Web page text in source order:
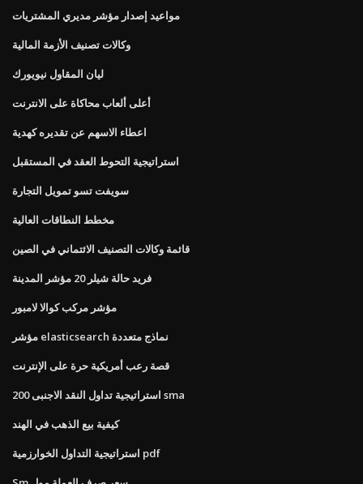
مواعيد إصدار مؤشر مديري المشتريات
وكالات تصنيف الأزمة المالية
ليان المقاول نيويورك
أعلى ألعاب محاكاة على الانترنت
اعطاء الاسهم عن تقديره كهدية
استراتيجية التحوط العقد في المستقبل
سويفت تسو تمويل التجارة
مخطط النطاقات العالية
قائمة وكالات التصنيف الائتماني في الصين
فريد حالة شيلر 20 مؤشر المدينة
مؤشر مركب كوالا لامبور
مؤشر elasticsearch نماذج متعددة
قصة رعب أمريكية حرة على الإنترنت
استراتيجية تداول النقد الاجنبى 200 sma
كيفية بيع الذهب في الهند
استراتيجية التداول الخوارزمية pdf